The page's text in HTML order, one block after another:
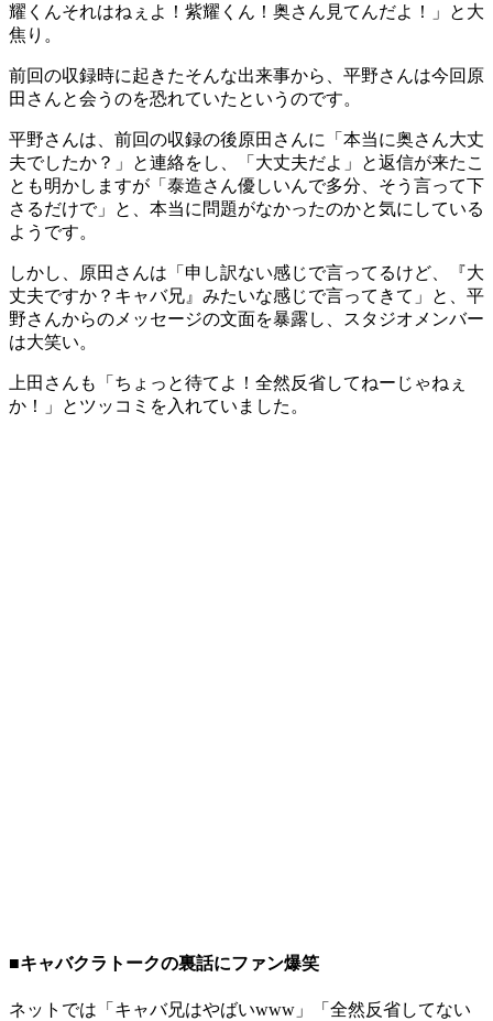
耀くんそれはねぇよ！紫耀くん！奥さん見てんだよ！」と大
焦り。
前回の収録時に起きたそんな出来事から、平野さんは今回原
田さんと会うのを恐れていたというのです。
平野さんは、前回の収録の後原田さんに「本当に奥さん大丈
夫でしたか？」と連絡をし、「大丈夫だよ」と返信が来たこ
とも明かしますが「泰造さん優しいんで多分、そう言って下
さるだけで」と、本当に問題がなかったのかと気にしている
ようです。
しかし、原田さんは「申し訳ない感じで言ってるけど、『大
丈夫ですか？キャバ兄』みたいな感じで言ってきて」と、平
野さんからのメッセージの文面を暴露し、スタジオメンバー
は大笑い。
上田さんも「ちょっと待てよ！全然反省してねーじゃねぇ
か！」とツッコミを入れていました。
■キャバクラトークの裏話にファン爆笑
ネットでは「キャバ兄はやばいwww」「全然反省してない